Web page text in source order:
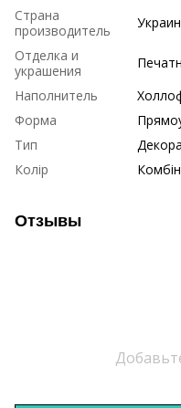
Страна
производитель
Отделка и
украшения
Наполнитель
Форма
Тип
Колір
Отзывы